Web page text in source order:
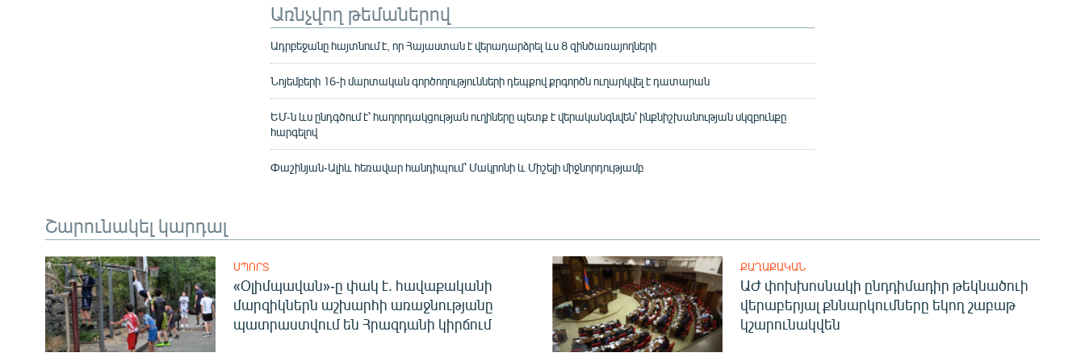
Առնչվող թեմաներով
Ադրբեջանը հայտնում է, որ Հայաստան է վերադարձրել ևս 8 զինծառայողների
Նոյեմբերի 16-ի մարտական գործողությունների դեպքով քրգործն ուղարկվել է դատարան
ԵՄ-ն ևս ընդգծում է՝ հաղորդակցության ուղիները պետք է վերականգնվեն՝ ինքնիշխանության սկզբունքը
հարգելով
Փաշինյան-Ալիև հեռավար հանդիպում՝ Մակրոնի և Միշելի միջնորդությամբ
Շարունակել կարդալ
ՍՊՈՐՏ
«Օլիմպավան»-ը փակ է. հավաքականի
մարզիկներն աշխարհի առաջնությանը
պատրաստվում են Հրազդանի կիրճում
ՔԱՂԱՔԱԿԱՆ
ԱԺ փոխխոսնակի ընդդիմադիր թեկնածուի
վերաբերյալ քննարկումները եկող շաբաթ
կշարունակվեն